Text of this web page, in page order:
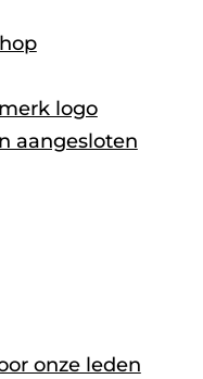
logo
aangesloten
onze leden